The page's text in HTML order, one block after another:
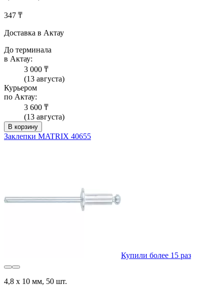
347 ₸
Доставка в Актау
До терминала
в Актау:
3 000 ₸
(13 августа)
Курьером
по Актау:
3 600 ₸
(13 августа)
В корзину
Заклепки MATRIX 40655
Купили более 15 раз
4,8 х 10 мм, 50 шт.